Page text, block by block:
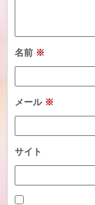
名前 ※
メール ※
サイト